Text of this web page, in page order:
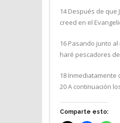
14 Después de que
creed en el
16 Pasando junto
haré pescadores
18 Inmediatamente
20 A continuación
Comparte esto: